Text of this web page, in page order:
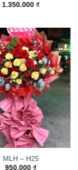
1.350.000 ₫
MLH – H25
950.000 ₫